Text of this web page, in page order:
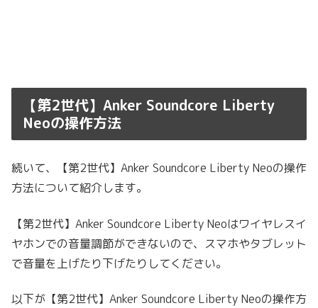
【第2世代】Anker Soundcore Liberty
Neoの操作方法
続いて、【第2世代】Anker Soundcore Liberty Neoの操作
方法について紹介します。
【第2世代】Anker Soundcore Liberty Neoはワイヤレスイ
ヤホンでの音量調節ができないので、スマホやタブレット
で音量を上げたり下げたりしてください。
以下が【第2世代】Anker Soundcore Liberty Neoの操作方